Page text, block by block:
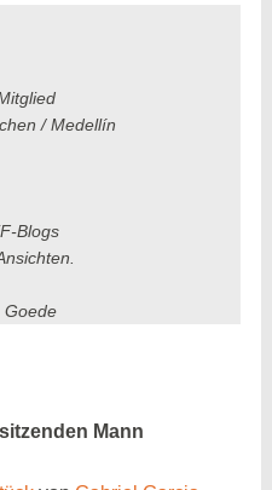
/ Medellín
Blogs
Mann